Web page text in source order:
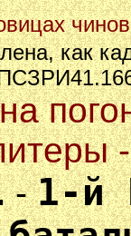
как
-1-й